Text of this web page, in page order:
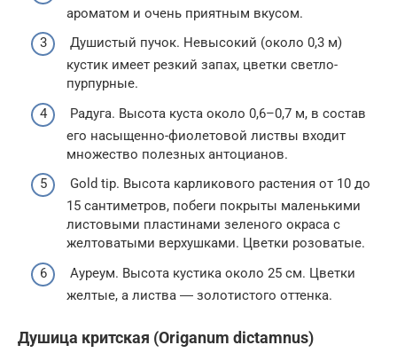
ароматом и очень приятным вкусом.
Душистый пучок. Невысокий (около 0,3 м)
кустик имеет резкий запах, цветки светло-
пурпурные.
Радуга. Высота куста около 0,6–0,7 м, в состав
его насыщенно-фиолетовой листвы входит
множество полезных антоцианов.
Gold tip. Высота карликового растения от 10 до
15 сантиметров, побеги покрыты маленькими
листовыми пластинами зеленого окраса с
желтоватыми верхушками. Цветки розоватые.
Ауреум. Высота кустика около 25 см. Цветки
желтые, а листва ― золотистого оттенка.
Душица критская (Origanum dictamnus)